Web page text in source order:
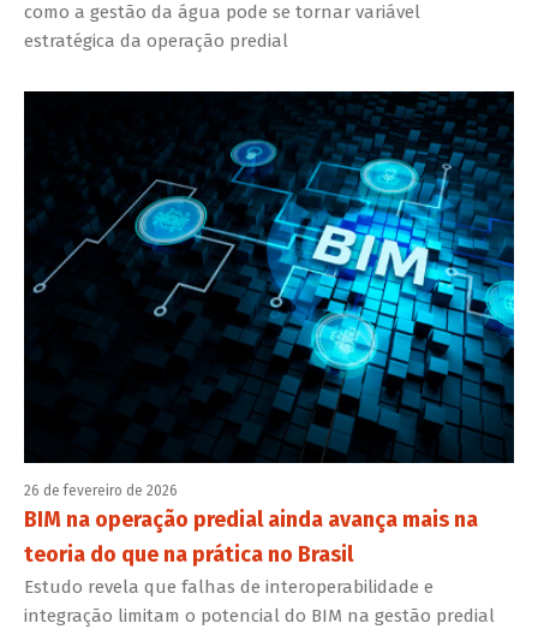
como a gestão da água pode se tornar variável
estratégica da operação predial
26 de fevereiro de 2026
BIM na operação predial ainda avança mais na
teoria do que na prática no Brasil
Estudo revela que falhas de interoperabilidade e
integração limitam o potencial do BIM na gestão predial